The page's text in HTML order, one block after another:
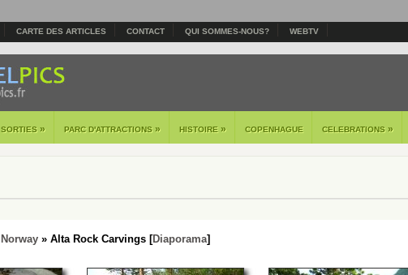
CARTE DES ARTICLES CONTACT QUI SOMMES-NOUS? WEBTV
SORTIES » PARC D'ATTRACTIONS » HISTOIRE » COPENHAGUE CELEBRATIONS »
Norway » Alta Rock Carvings [Diaporama]